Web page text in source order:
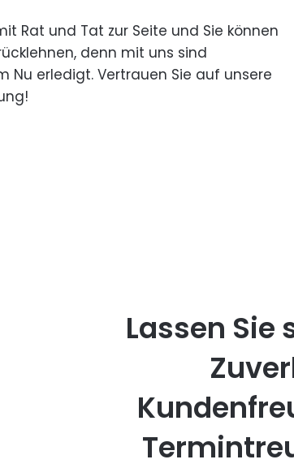
Rat und Tat zur Seite und Sie können
denn mit uns sind
Nu erledigt. Vertrauen Sie auf unsere
Lassen Sie